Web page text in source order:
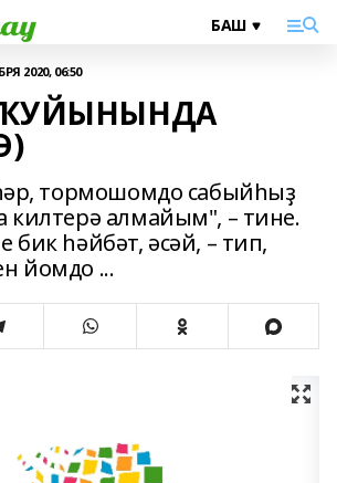
2020, 06:50
тормошомдо сабыйһыҙ
килтерә алмайым", – тине.
бик һәйбәт, әсәй, – тип,
йомдо ...